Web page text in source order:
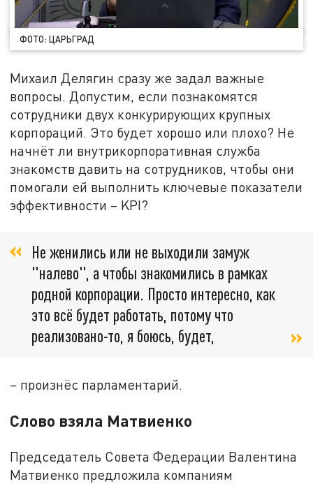
ФОТО: ЦАРЬГРАД
Михаил Делягин сразу же задал важные
вопросы. Допустим, если познакомятся
сотрудники двух конкурирующих крупных
корпораций. Это будет хорошо или плохо? Не
начнёт ли внутрикорпоративная служба
знакомств давить на сотрудников, чтобы они
помогали ей выполнить ключевые показатели
эффективности – KPI?
Не женились или не выходили замуж
"налево", а чтобы знакомились в рамках
родной корпорации. Просто интересно, как
это всё будет работать, потому что
реализовано-то, я боюсь, будет,
– произнёс парламентарий.
Слово взяла Матвиенко
Председатель Совета Федерации Валентина
Матвиенко предложила компаниям